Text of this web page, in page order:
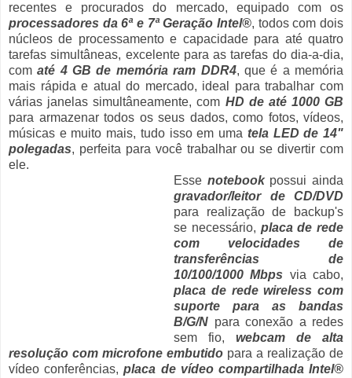
recentes e procurados do mercado, equipado com os
processadores da 6ª e 7ª Geração Intel®, todos com dois
núcleos de processamento e capacidade para até quatro
tarefas simultâneas, excelente para as tarefas do dia-a-dia,
comaté 4 GB de memória ram DDR4, que é a memória
mais rápida e atual do mercado, ideal para trabalhar com
várias janelas simultâneamente, com HD de até 1000 GB
para armazenar todos os seus dados, como fotos, vídeos,
músicas e muito mais, tudo isso em uma tela LED de 14"
polegadas, perfeita para você trabalhar ou se divertir com
ele.
Esse notebookpossui ainda
gravador/leitor de CD/DVD
para realização de backup's
se necessário, placa de rede
com velocidades de
transferências de
10/100/1000 Mbps via cabo,
placa de rede wireless com
suporte para as bandas
B/G/N para conexão a redes
sem fio, webcam de alta
resolução com microfone embutido para a realização de
vídeo conferências,placa de vídeo compartilhada Intel®